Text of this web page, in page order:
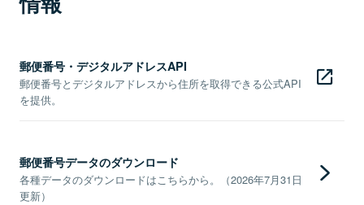
郵便番号・デジタルアドレスAPI
郵便番号とデジタルアドレスから住所を取得できる公式API
を提供。
郵便番号データのダウンロード
各種データのダウンロードはこちらから。（2026年7月31日
更新）